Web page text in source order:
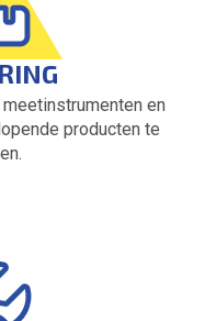
en
producten te